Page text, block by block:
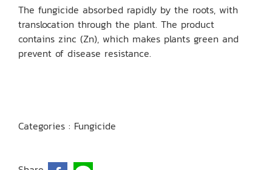
The fungicide absorbed rapidly by the roots, with
translocation through the plant. The product
contains zinc (Zn), which makes plants green and
prevent of disease resistance.
Categories : Fungicide